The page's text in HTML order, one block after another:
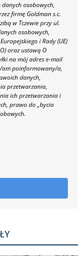
osobowych,
firmę Goldman s.c.
w Tczewie przy ul.
osobowych,
i Rady (UE)
oraz ustawą O
na mój adres e-mail
am poinformowany/a,
danych,
przetwarzania,
ich przetwarzania i
prawo do „bycia